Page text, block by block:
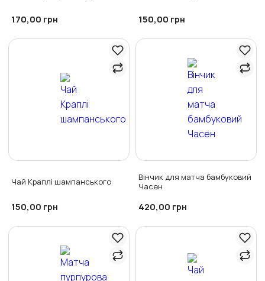
170,00 грн 150,00 грн
Чай Краплі шампанського
150,00 грн
Вінчик для матча бамбуковий
Часен
420,00 грн